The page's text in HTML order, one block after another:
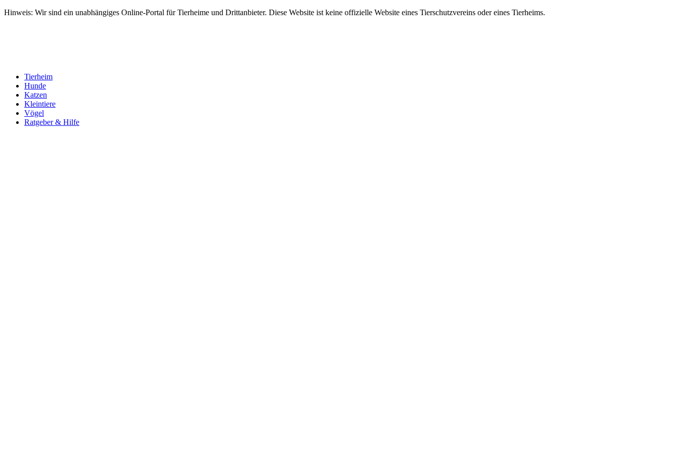
Hinweis: Wir sind ein unabhängiges Online-Portal für Tierheime und Drittanbieter. Diese Website ist keine offizielle Website eines Tierschutzvereins oder eines Tierheims.
Tierheim
Hunde
Katzen
Kleintiere
Vögel
Ratgeber & Hilfe